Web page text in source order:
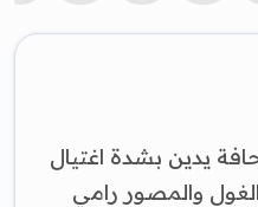
يدين بشدة اغتيال
والمصور رامي